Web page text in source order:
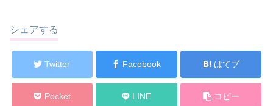
シェアする
Twitter Facebook はてブ
Pocket LINE コピー